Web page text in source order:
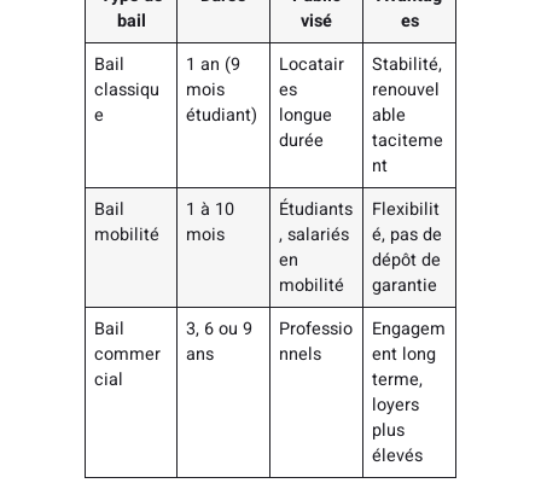
bail
visé
es
Bail
classiqu
e
1 an (9
mois
étudiant)
Locatair
es
longue
durée
Stabilité,
renouvel
able
taciteme
nt
Bail
mobilité
1 à 10
mois
Étudiants
, salariés
en
mobilité
Flexibilit
é, pas de
dépôt de
garantie
Bail
commer
cial
3, 6 ou 9
ans
Professio
nnels
Engagem
ent long
terme,
loyers
plus
élevés